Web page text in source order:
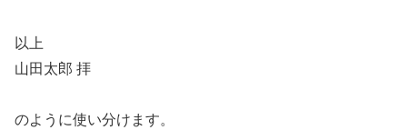
以上
山田太郎 拝
のように使い分けます。